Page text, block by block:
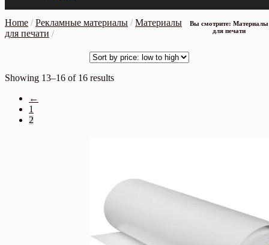
Вы смотрите: Материалы
для печати
Home /Рекламные материалы /Материалы
для печати /
Showing 13–16 of 16 results
←
1
2